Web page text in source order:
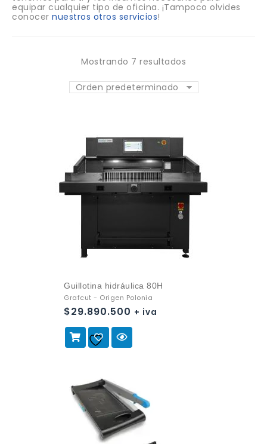
equipar cualquier tipo de oficina. ¡Tampoco olvides
conocer nuestros otros servicios!
Mostrando 7 resultados
Orden predeterminado
Guillotina hidráulica 80H
Grafcut - Origen Polonia
$29.890.500 + iva